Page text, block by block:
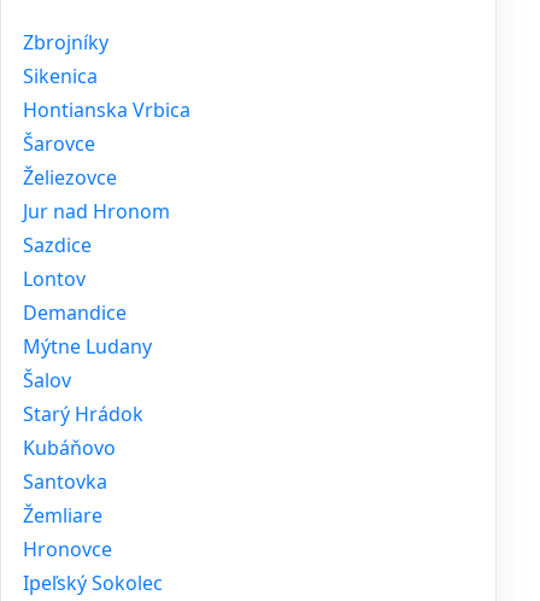
Zbrojníky
Sikenica
Hontianska Vrbica
Šarovce
Želiezovce
Jur nad Hronom
Sazdice
Lontov
Demandice
Mýtne Ludany
Šalov
Starý Hrádok
Kubáňovo
Santovka
Žemliare
Hronovce
Ipeľský Sokolec